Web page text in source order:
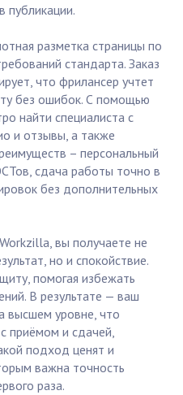
публикации.
разметка страницы по
стандарта. Заказ
что фрилансер учтет
без ошибок. С помощью
найти специалиста с
и отзывы, а также
– персональный
сдача работы точно в
без дополнительных
вы получаете не
но и спокойствие.
помогая избежать
В результате — ваш
высшем уровне, что
приёмом и сдачей,
подход ценят и
важна точность
раза.